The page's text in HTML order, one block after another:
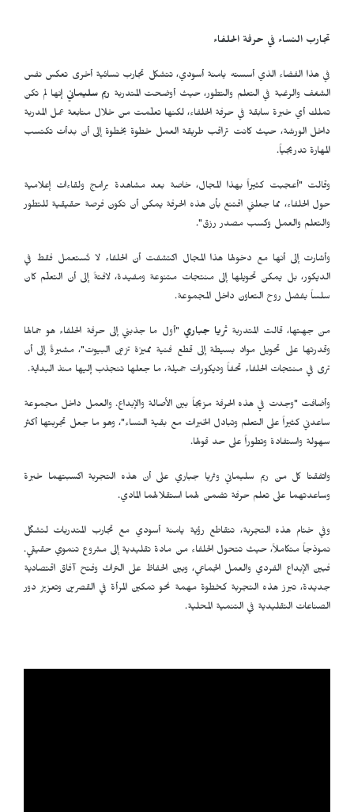
تجارب النساء في حرفة الحلفاء
في هذا الفضاء الذي أسسته يامنة أسودي، تتشكل تجارب نسائية أخرى تعكس نفس
الشغف والرغبة في التعلم والتطور، حيث أوضحت المتدربة ريم سليماني إنها لم تكن
تملك أي خبرة سابقة في حرفة الحلفاء، لكنها تعلّمت من خلال متابعة عمل المدربة
داخل الورشة، حيث كانت تراقب طريقة العمل خطوة بخطوة إلى أن بدأت تكتسب
المهارة تدريجياً.
وقالت "أعجبت كثيراً بهذا المجال، خاصة بعد مشاهدة برامج ولقاءات إعلامية
حول الحلفاء، مما جعلني اقتنع بأن هذه الحرفة يمكن أن تكون فرصة حقيقية للتطور
والتعلم والعمل وكسب مصدر رزق".
وأشارت إلى أنها مع دخولها هذا المجال اكتشفت أن الحلفاء لا تُستعمل فقط في
الديكور، بل يمكن تحويلها إلى منتجات متنوعة ومفيدة، لافتةً إلى أن التعلّم كان
سلساً بفضل روح التعاون داخل المجموعة.
من جهتها، قالت المتدربة ثريا جباري "أول ما جذبني إلى حرفة الحلفاء هو جمالها
وقدرتها على تحويل مواد بسيطة إلى قطع فنية مميزة تزيّن البيوت"، مشيرةً إلى أن
ترى في منتجات الحلفاء تحفاً وديكورات جميلة، ما جعلها تنجذب إليها منذ البداية.
وأضافت "وجدت في هذه الحرفة مزيجاً بين الأصالة والإبداع. والعمل داخل مجموعة
ساعدني كثيراً على التعلم وتبادل الخبرات مع بقية النساء"، وهو ما جعل تجربتها أكثر
سهولة واستفادة وتطوراً على حد قولها.
واتفقتا كل من ريم سليماني وثريا جباري على أن هذه التجربة اكسبتهما خبرة
وساعدتهما على تعلم حرفة تضمن لهما استقلالهما المادي.
وفي ختام هذه التجربة، تتقاطع رؤية يامنة أسودي مع تجارب المتدربات لتشكّل
نموذجاً متكاملاً، حيث تتحول الحلفاء من مادة تقليدية إلى مشروع تنموي حقيقي.
فبين الإبداع الفردي والعمل الجماعي، وبين الحفاظ على التراث وفتح آفاق اقتصادية
جديدة، تبرز هذه التجربة كخطوة مهمة نحو تمكين المرأة في القصرين وتعزيز دور
الصناعات التقليدية في التنمية المحلية.